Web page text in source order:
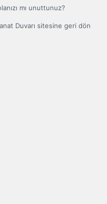
mı unuttunuz?
Duvarı sitesine geri dön